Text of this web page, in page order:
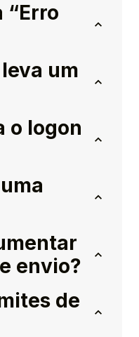
“Erro
um
o logon
envio?
de